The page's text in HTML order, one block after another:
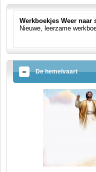
Werkboekjes Weer naar
Nieuwe, leerzame
De hemelvaart